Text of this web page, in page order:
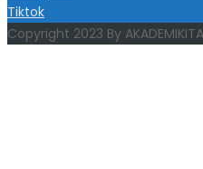
Tiktok
Copyright 2023 By AKADEMIKITA